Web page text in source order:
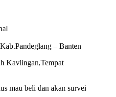
– Banten
Kavlingan,Tempat
mau beli dan akan survei